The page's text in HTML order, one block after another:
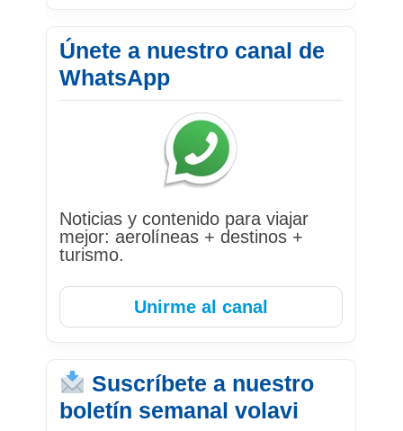
Únete a nuestro canal de
WhatsApp
Noticias y contenido para viajar
mejor: aerolíneas + destinos +
turismo.
Unirme al canal
Suscríbete a nuestro
boletín semanal volavi